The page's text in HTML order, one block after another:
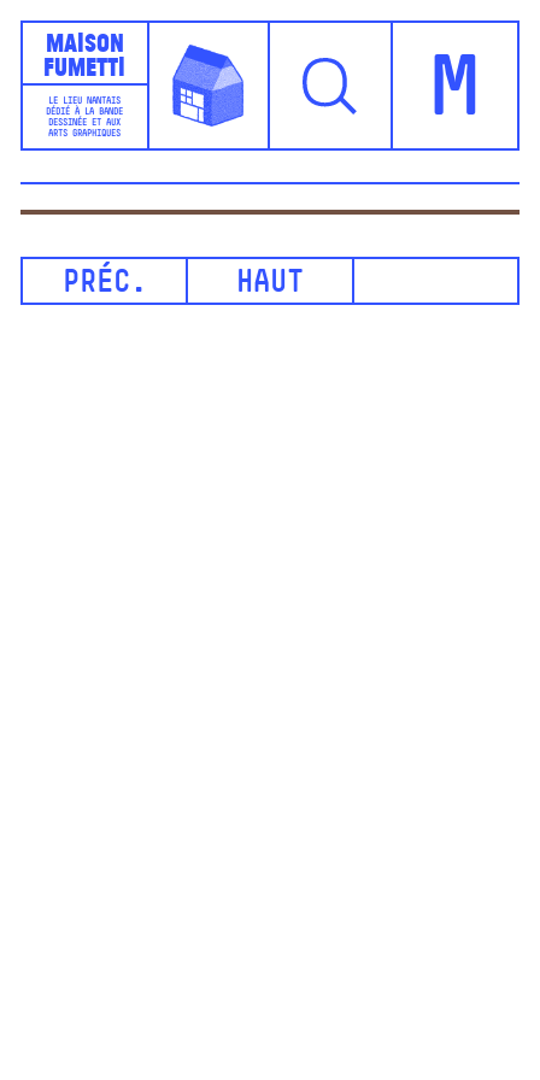
Maison
Fumetti
LE LIEU NANTAIS
DÉDIÉ À LA BANDE
DESSINÉE ET AUX
ARTS GRAPHIQUES
M
PRÉC. HAUT